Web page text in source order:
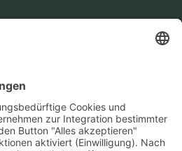
SYNTURA - Emotion,
7422 240693